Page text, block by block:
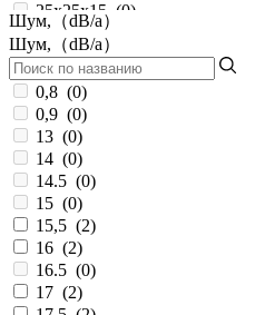
25x25x15 (0)
25x25x6(
25х25х10(0)
280x280x80(0)
30x30x10
30x30x15
30x30x6
30х30х10
350x128
35x35x10
35x35x6
38x38x20
38x38x28
40x40x10
Шум,（dB/a）
Шум,（dB/a）
0,8 (0)
0,9 (0)
13 (0)
14 (0)
14.5 (0)
15 (0)
15,5 (2)
16 (2)
16.5 (0)
17 (2)